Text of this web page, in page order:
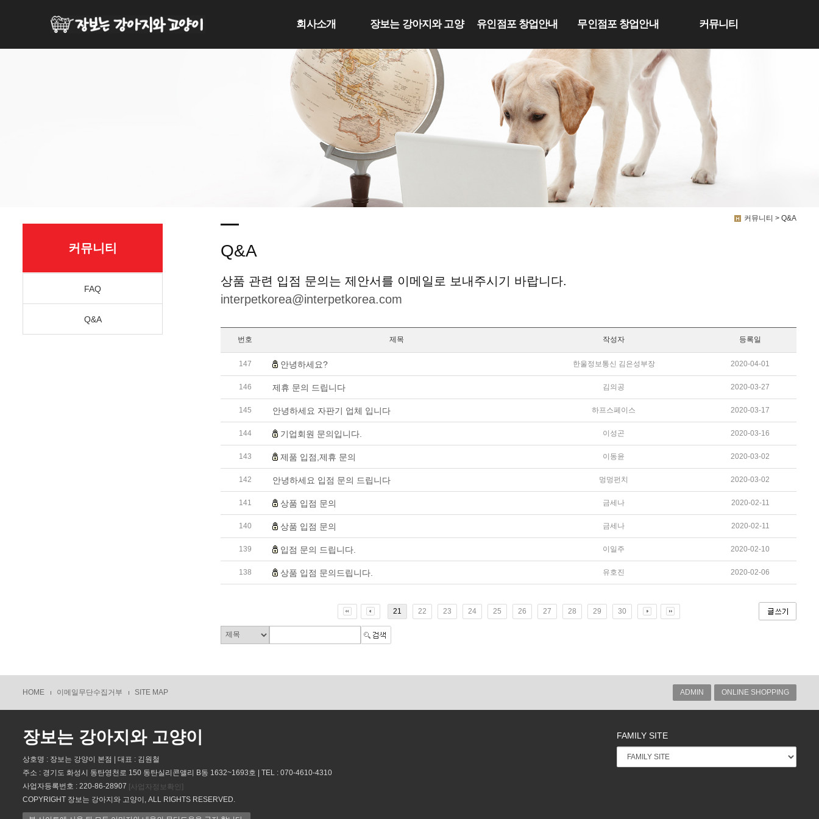
회사소개 장보는 강아지와 고양 유인점포 창업안내 무인점포 창업안내 커뮤니티
커뮤니티 > Q&A
커뮤니티
FAQ
Q&A
Q&A
상품 관련 입점 문의는 제안서를 이메일로 보내주시기 바랍니다.
interpetkorea@interpetkorea.com
번호 제목 작성자 등록일
147 안녕하세요? 한울정보통신 김은성부장 2020-04-01
146 제휴 문의 드립니다 김의공 2020-03-27
145 안녕하세요 자판기 업체 입니다 하프스페이스 2020-03-17
144 기업회원 문의입니다. 이성곤 2020-03-16
143 제품 입점,제휴 문의 이동윤 2020-03-02
142 안녕하세요 입점 문의 드립니다 멍멍펀치 2020-03-02
141 상품 입점 문의 금세나 2020-02-11
140 상품 입점 문의 금세나 2020-02-11
139 입점 문의 드립니다. 이일주 2020-02-10
138 상품 입점 문의드립니다. 유호진 2020-02-06
21 22 23 24 25 26 27 28 29 30
HOME 이메일무단수집거부 SITE MAP ADMIN ONLINE SHOPPING
장보는 강아지와 고양이
상호명 : 장보는 강양이 본점 | 대표 : 김원철
주소 : 경기도 화성시 동탄영천로 150 동탄실리콘앨리 B동 1632~1693호 | TEL : 070-4610-4310
사업자등록번호 : 220-86-28907 [사업자정보확인]
COPYRIGHT 장보는 강아지와 고양이, ALL RIGHTS RESERVED.
FAMILY SITE